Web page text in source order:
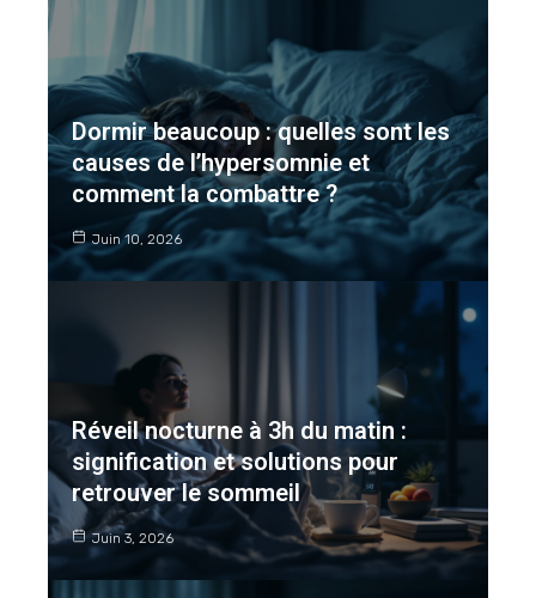
Dormir beaucoup : quelles sont les
causes de l’hypersomnie et
comment la combattre ?
Juin 10, 2026
Réveil nocturne à 3h du matin :
signification et solutions pour
retrouver le sommeil
Juin 3, 2026